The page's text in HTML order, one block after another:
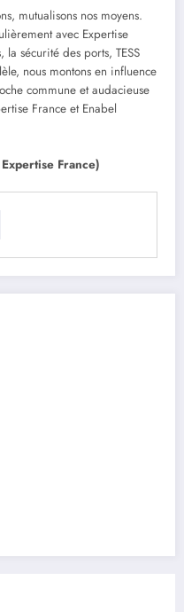
mutualisons nos moyens.
avec Expertise
sécurité des ports, TESS
nous montons en influence
commune et audacieuse
France et Enabel
France)